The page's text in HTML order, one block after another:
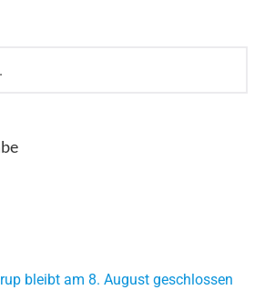
bleibt am 8. August geschlossen